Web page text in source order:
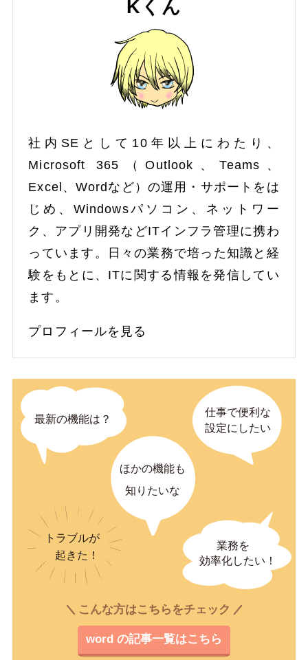
Kくん
社内SEとして10年以上にわたり、
Microsoft 365（Outlook、Teams、
Excel、Wordなど）の運用・サポートをは
じめ、Windowsパソコン、ネットワー
ク、アプリ開発などITインフラ管理に携わ
っています。日々の業務で培った知識と経
験をもとに、ITに関する情報を発信してい
ます。
プロフィールを見る
こんな方はこちらをチェック
word の記事一覧はこちら